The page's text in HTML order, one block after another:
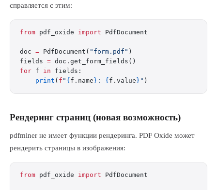
справляется с этим:
from pdf_oxide import PdfDocument
doc = PdfDocument( "form.pdf" )
fields = doc.get_form_fields()
for f in fields:
    print
( f " { f.name } : { f.value } " )
Рендеринг страниц (новая возможность)
pdfminer не имеет функции рендеринга. PDF Oxide может
рендерить страницы в изображения:
from pdf_oxide import PdfDocument